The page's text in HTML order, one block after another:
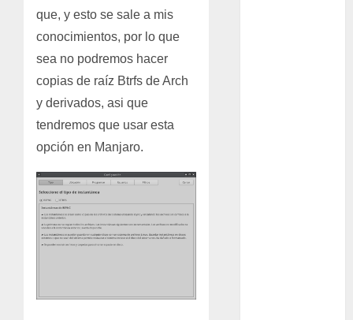
que, y esto se sale a mis
conocimientos, por lo que
sea no podremos hacer
copias de raíz Btrfs de Arch
y derivados, asi que
tendremos que usar esta
opción en Manjaro.